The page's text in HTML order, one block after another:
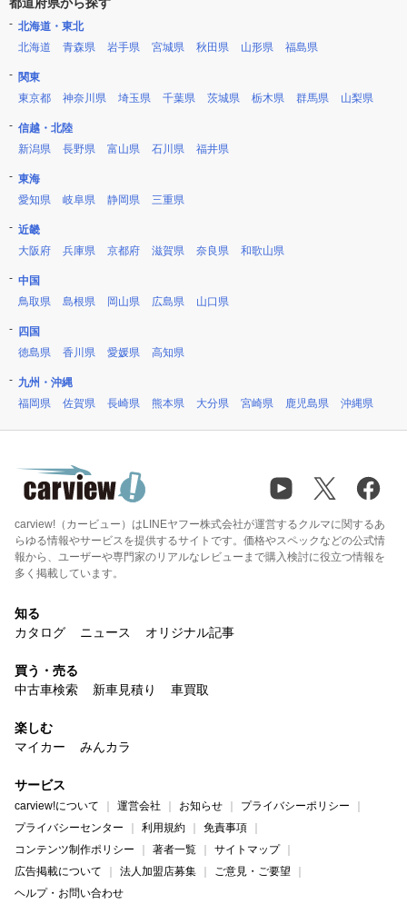
都道府県から探す
北海道・東北
北海道
青森県 岩手県 宮城県 秋田県 山形県 福島県
関東
東京都
神奈川県 埼玉県 千葉県 茨城県 栃木県 群馬県 山梨県
信越・北陸
新潟県
長野県 富山県 石川県 福井県
東海
愛知県
岐阜県 静岡県 三重県
近畿
大阪府
兵庫県 京都府 滋賀県 奈良県 和歌山県
中国
鳥取県
島根県 岡山県 広島県 山口県
四国
徳島県
香川県 愛媛県 高知県
九州・沖縄
福岡県
佐賀県 長崎県 熊本県 大分県 宮崎県 鹿児島県 沖縄県
carview!（カービュー）はLINEヤフー株式会社が運営するクルマに関するあ
らゆる情報やサービスを提供するサイトです。価格やスペックなどの公式情
報から、ユーザーや専門家のリアルなレビューまで購入検討に役立つ情報を
多く掲載しています。
知る
カタログ
ニュース オリジナル記事
買う・売る
中古車検索
新車見積り 車買取
楽しむ
マイカー
みんカラ
サービス
carview!について 運営会社 お知らせ
プライバシーポリシー
プライバシーセンター
利用規約
免責事項
コンテンツ制作ポリシー
著者一覧
サイトマップ
広告掲載について
法人加盟店募集
ご意見・ご要望
ヘルプ・お問い合わせ